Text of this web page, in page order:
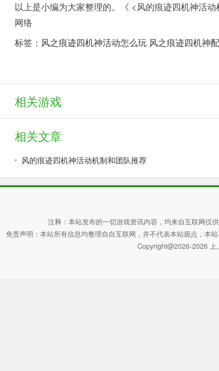
以上是小编为大家整理的。《 <风的痕迹四机神活
网络
标签： 风之痕迹四机神活动怎么玩 风之痕迹四机神
相关游戏
相关文章
风的痕迹四机神活动机制和团队推荐
注释：本站发布的一切游戏资讯内容，均来自互联网仅
免责声明：本站所有信息均整理自自互联网，并不代表本站观点，本
Copyright@2026-2026